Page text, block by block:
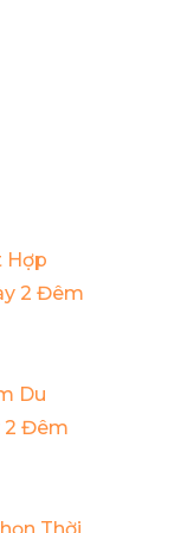
Hợp
2 Đêm
Du
2 Đêm